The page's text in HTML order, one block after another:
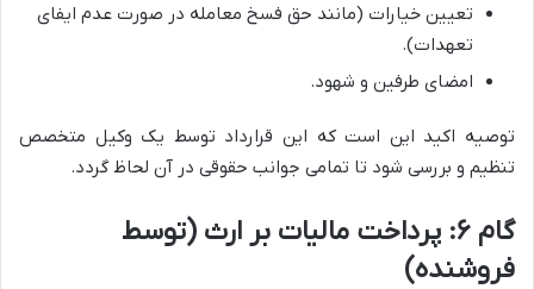
تعیین خیارات (مانند حق فسخ معامله در صورت عدم ایفای
تعهدات).
امضای طرفین و شهود.
توصیه اکید این است که این قرارداد توسط یک وکیل متخصص
تنظیم و بررسی شود تا تمامی جوانب حقوقی در آن لحاظ گردد.
گام ۶: پرداخت مالیات بر ارث (توسط
فروشنده)